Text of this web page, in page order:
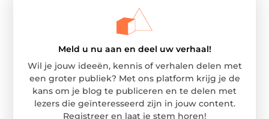
Meld u nu aan en deel uw verhaal!
Wil je jouw ideeën, kennis of verhalen delen met
een groter publiek? Met ons platform krijg je de
kans om je blog te publiceren en te delen met
lezers die geïnteresseerd zijn in jouw content.
Registreer en laat je stem horen!